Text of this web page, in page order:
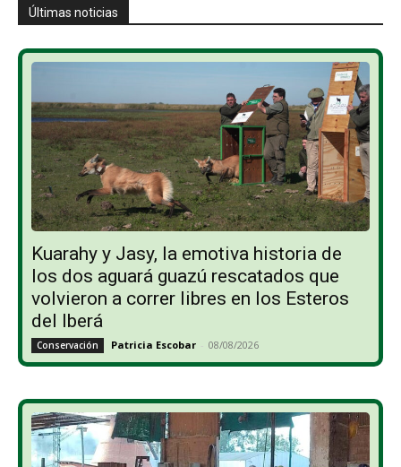
Últimas noticias
Kuarahy y Jasy, la emotiva historia de
los dos aguará guazú rescatados que
volvieron a correr libres en los Esteros
del Iberá
Conservación Patricia Escobar - 08/08/2026